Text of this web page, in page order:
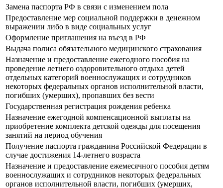
Замена паспорта РФ в связи с изменением пола
Предоставление мер социальной поддержки в денежном
выражении либо в виде социальных услуг
Оформление приглашения на въезд в РФ
Выдача полиса обязательного медицинского страхования
Назначение и предоставление ежегодного пособия на
проведение летнего оздоровительного отдыха детей
отдельных категорий военнослужащих и сотрудников
некоторых федеральных органов исполнительной власти,
погибших (умерших), пропавших без вести
Государственная регистрация рождения ребенка
Назначение ежегодной компенсационной выплаты на
приобретение комплекта детской одежды для посещения
занятий на период обучения
Получение паспорта гражданина Российской Федерации в
случае достижения 14-летнего возраста
Назначение и предоставление ежемесячного пособия детям
военнослужащих и сотрудников некоторых федеральных
органов исполнительной власти, погибших (умерших,